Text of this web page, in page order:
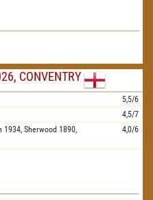
CONVENTRY
5,5/6
4,5/7
1934, Sherwood 1890,
4,0/6